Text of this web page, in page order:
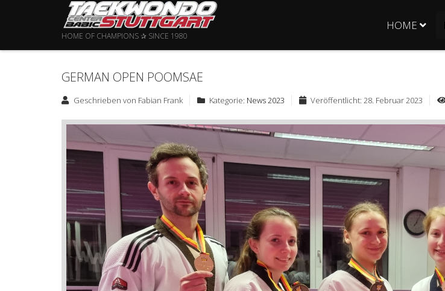
HOME OF CHAMPIONS ✰ SINCE 1980
HOME
GERMAN OPEN POOMSAE
Geschrieben von Fabian Frank Kategorie: News 2023 Veröffentlicht: 28. Februar 2023